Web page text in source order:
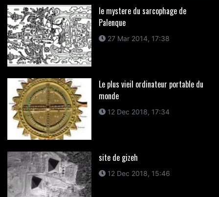
le mystere du sarcophage de
Palenque
27 Mar 2014, 17:38
Le plus vieil ordinateur portable du
monde
12 Dec 2018, 17:34
site de gizeh
12 Dec 2018, 15:46